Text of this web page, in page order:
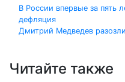
Навигация
по
записям
В России впервые за пять
дефляция
Дмитрий Медведев
Читайте также